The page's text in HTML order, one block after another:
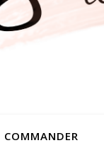
COMMANDER